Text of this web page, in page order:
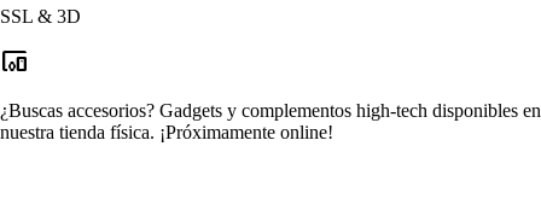
SSL & 3D
devices_other
¿Buscas accesorios? Gadgets y complementos high-tech disponibles en
nuestra tienda física. ¡Próximamente online!